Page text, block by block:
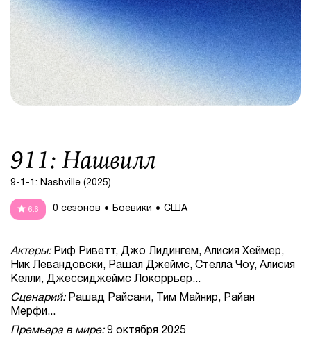
911: Нашвилл
9-1-1: Nashville (2025)
6.6 0 сезонов Боевики США
Актеры:Риф Риветт, Джо Лидингем, Алисия Хеймер,
Ник Левандовски, Рашал Джеймс, Стелла Чоу, Алисия
Келли, Джессиджеймс Локоррьер...
Сценарий:Рашад Райсани, Тим Майнир, Райан
Мерфи...
Премьера в мире:9 октября 2025